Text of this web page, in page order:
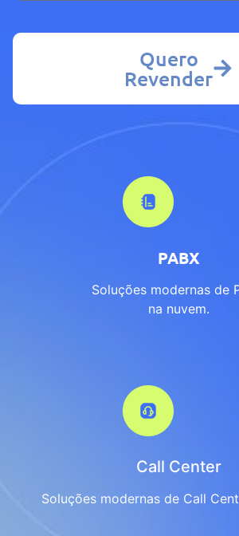
PABX
Soluções modernas de
na nuvem.
Call Center
Soluções modernas de Call
Quero
Revender